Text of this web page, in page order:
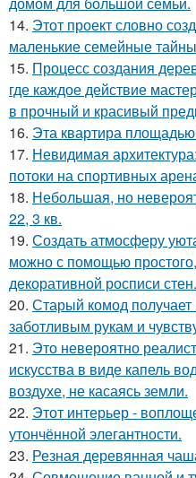
14. Этот проект словно
маленькие семейные
15. Процесс создания
где каждое действие
в прочный и красивый
16. Эта квартира
17. Невидимая
потоки на спортивных
18. Небольшая, но
22, 3 кв.
19. Создать атмосферу
можно с помощью
декоративной росписи стен.
20. Старый комод
заботливым рукам и
21. Это невероятно
искусства в виде капель
воздухе, не касаясь земли.
22. Этот интерьер -
утончённой элегантности.
23. Резная деревянная